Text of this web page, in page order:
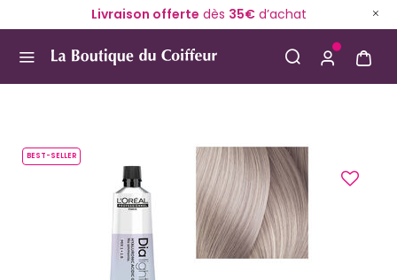
Livraison offerte dès 35€d’achat
BEST-SELLER